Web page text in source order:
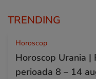
TRENDING
Horoscop
Horoscop Urania
perioada 8 – 14